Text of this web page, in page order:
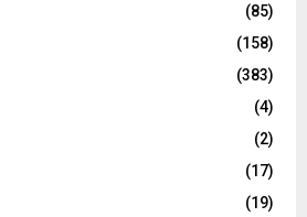
(85)
(158)
(383)
(4)
(2)
(17)
(19)